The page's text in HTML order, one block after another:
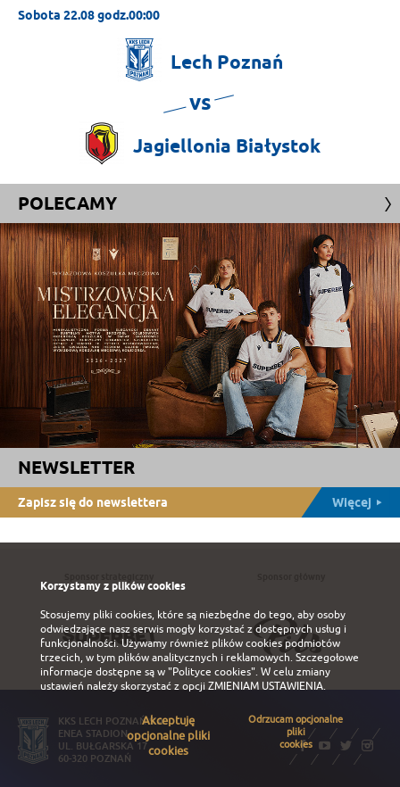
Sobota 22.08 godz.00:00
Lech Poznań
vs
Jagiellonia Białystok
POLECAMY
NEWSLETTER
Zapisz się do newslettera Więcej
KKS LECH POZNAŃ S.A.
ENEA STADION
UL. BUŁGARSKA 17
60-320 POZNAŃ
Korzystamy z plików cookies
Stosujemy pliki cookies, które są niezbędne do tego, aby osoby
odwiedzające nasz serwis mogły korzystać z dostępnych usług i
funkcjonalności. Używamy również plików cookies podmiotów
trzecich, w tym plików analitycznych i reklamowych. Szczegołowe
informacje dostępne są w"Polityce cookies". W celu zmiany
ustawień należy skorzystać z opcji ZMIENIAM USTAWIENIA.
Akceptuję
opcjonalne pliki
cookies
Odrzucam opcjonalne
pliki
cookies